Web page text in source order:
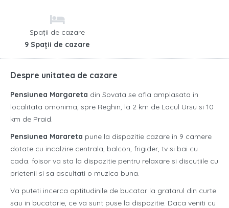
Spații de cazare
9 Spații de cazare
Despre unitatea de cazare
Pensiunea Margareta din Sovata se afla amplasata in
localitata omonima, spre Reghin, la 2 km de Lacul Ursu si 10
km de Praid.
Pensiunea Marareta pune la dispozitie cazare in 9 camere
dotate cu incalzire centrala, balcon, frigider, tv si bai cu
cada. foisor va sta la dispozitie pentru relaxare si discutiile cu
prietenii si sa ascultati o muzica buna.
Va puteti incerca aptitudinile de bucatar la gratarul din curte
sau in bucatarie, ce va sunt puse la dispozitie. Daca veniti cu